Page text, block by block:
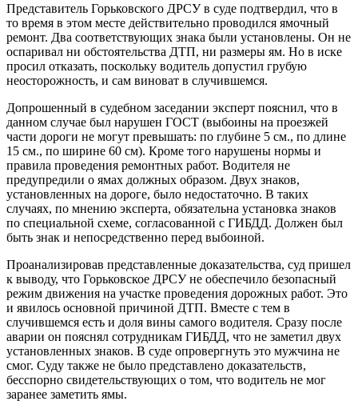
Представитель Горьковского ДРСУ в суде подтвердил, что в
то время в этом месте действительно проводился ямочный
ремонт. Два соответствующих знака были установлены. Он не
оспаривал ни обстоятельства ДТП, ни размеры ям. Но в иске
просил отказать, поскольку водитель допустил грубую
неосторожность, и сам виноват в случившемся.
Допрошенный в судебном заседании эксперт пояснил, что в
данном случае был нарушен ГОСТ (выбоины на проезжей
части дороги не могут превышать: по глубине 5 см., по длине
15 см., по ширине 60 см). Кроме того нарушены нормы и
правила проведения ремонтных работ. Водителя не
предупредили о ямах должных образом. Двух знаков,
установленных на дороге, было недостаточно. В таких
случаях, по мнению эксперта, обязательна установка знаков
по специальной схеме, согласованной с ГИБДД. Должен был
быть знак и непосредственно перед выбоиной.
Проанализировав представленные доказательства, суд пришел
к выводу, что Горьковское ДРСУ не обеспечило безопасный
режим движения на участке проведения дорожных работ. Это
и явилось основной причиной ДТП. Вместе с тем в
случившемся есть и доля вины самого водителя. Сразу после
аварии он пояснял сотрудникам ГИБДД, что не заметил двух
установленных знаков. В суде опровергнуть это мужчина не
смог. Суду также не было представлено доказательств,
бесспорно свидетельствующих о том, что водитель не мог
заранее заметить ямы.